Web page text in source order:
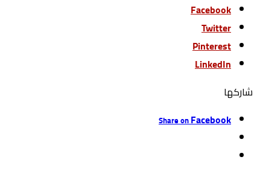
Facebook
Twitter
Pinterest
LinkedIn
‫‫ شاركها‬
Share onFacebook